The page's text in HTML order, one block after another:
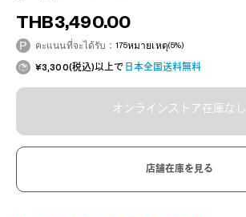
THB3,490.00
คะแนนที่จะได้รับ：175หมายเหตุ(5%)
¥3,300(税込)以上で 日本全国送料無料
オンラインストア在庫なし
店舗在庫を見る